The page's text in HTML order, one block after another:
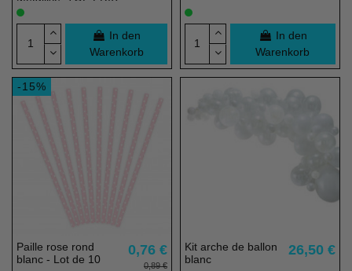
- 23 cm - 100% éco
responsable
In den
Warenkorb
In den
Warenkorb
-15%
Paille rose rond
blanc - Lot de 10
0,76 €
0,89 €
Kit arche de ballon
blanc
26,50 €